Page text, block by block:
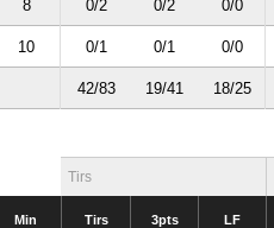
8 0/2 0/2 0/0
10 0/1 0/1 0/0
42/83 19/41 18/25
Tirs
Min Tirs 3pts LF